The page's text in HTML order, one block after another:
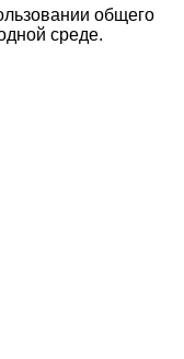
общего
среде.